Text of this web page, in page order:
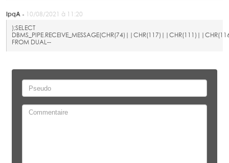
lpqA - 10/08/2021 à 11:20
);SELECT
FROM DUAL--